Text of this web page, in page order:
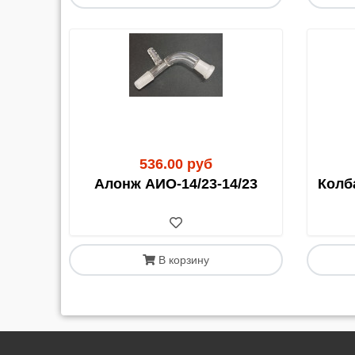
536.00 руб
Алонж АИО-14/23-14/23
В корзину